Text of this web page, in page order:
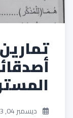
ديسمبر 04, 2023